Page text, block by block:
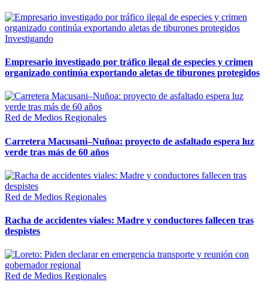
Investigando
Empresario investigado por tráfico ilegal de especies y crimen
organizado continúa exportando aletas de tiburones protegidos
Red de Medios Regionales
Carretera Macusani–Nuñoa: proyecto de asfaltado espera luz
verde tras más de 60 años
Red de Medios Regionales
Racha de accidentes viales: Madre y conductores fallecen tras
despistes
Red de Medios Regionales